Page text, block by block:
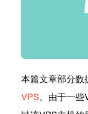
本篇文章部分数
VPS。由于一些